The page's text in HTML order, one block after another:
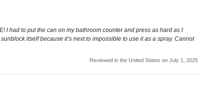
I had to put the can on my bathroom counter and press as hard as I
itself because it’s next to impossible to use it as a spray. Cannot
Reviewed in the United States on July 1, 2025